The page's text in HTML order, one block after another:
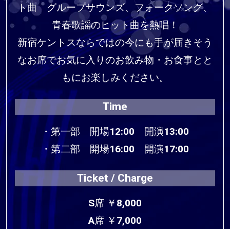
ト曲 グループサウンズ、フォークソング、
青春歌謡のヒット曲を熱唱！
新宿ケントスならではの今にも手が届きそう
なお席でお気に入りのお飲み物・お食事とと
もにお楽しみください。
Time
・第一部 開場12:00 開演13:00
・第二部 開場16:00 開演17:00
Ticket / Charge
S席 ￥8,000
A席 ￥7,000